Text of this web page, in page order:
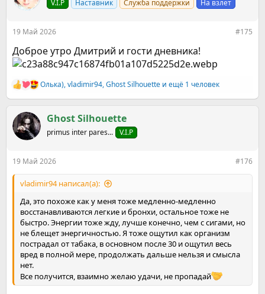
и
V.I.P Наставник Служба поддержки На взлет
19 Май 2026 #175
Доброе утро Дмитрий и гости дневника!
Р
е
к
ц
и
Олька),vladimir94,Ghost Silhouette и ещё 1 человек
Ghost Silhouette
primus inter pares... V.I.P
19 Май 2026 #176
vladimir94 написал(а):
Да, это похоже как у меня тоже медленно-медленно
восстанавливаются легкие и бронхи, остальное тоже не
быстро. Энергии тоже жду, лучше конечно, чем с сигами, но
не блещет энергичностью. Я тоже ощутил как организм
пострадал от табака, в основном после 30 и ощутил весь
вред в полной мере, продолжать дальше нельзя и смысла
нет.
Все получится, взаимно желаю удачи, не пропадай